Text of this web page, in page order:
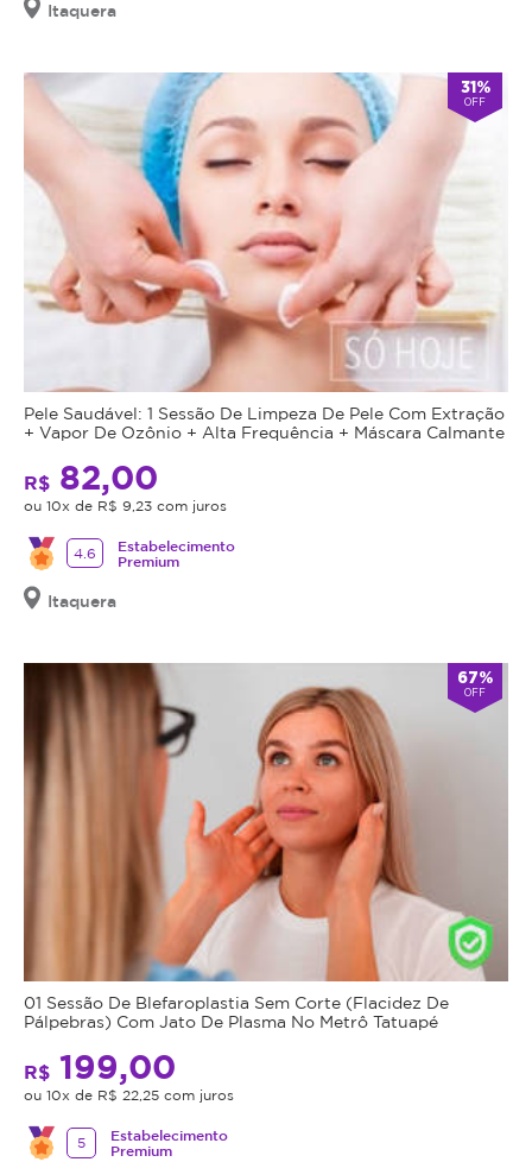
Itaquera
31%
OFF
Pele Saudável: 1 Sessão De Limpeza De Pele Com Extração
+ Vapor De Ozônio + Alta Frequência + Máscara Calmante
R$ 82,00
ou 10x de R$ 9,23 com juros
4.6
Estabelecimento
Premium
Itaquera
67%
OFF
01 Sessão De Blefaroplastia Sem Corte (Flacidez De
Pálpebras) Com Jato De Plasma No Metrô Tatuapé
R$ 199,00
ou 10x de R$ 22,25 com juros
5
Estabelecimento
Premium